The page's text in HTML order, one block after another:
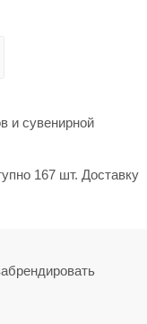
и сувенирной
167 шт. Доставку